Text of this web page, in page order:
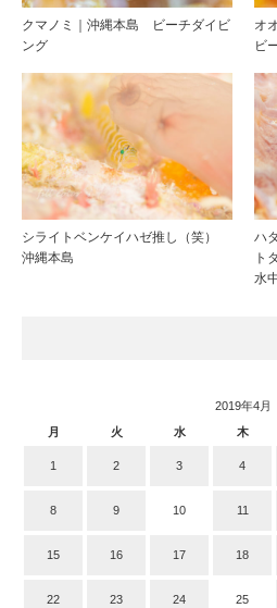
クマノミ｜沖縄本島 ビーチダイビ
ング
オ
ビ
シライトベンケイハゼ推し（笑）
沖縄本島
ハ
ト
水
2019年4月
月
火 水 木
1 2 3 4
8 9 10 11
15 16 17 18
22 23 24 25